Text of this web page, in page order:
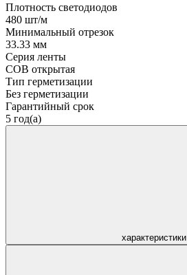
Плотность светодиодов
480 шт/м
Минимальный отрезок
33.33 мм
Серия ленты
COB открытая
Тип герметизации
Без герметизации
Гарантийный срок
5 год(а)
характеристики